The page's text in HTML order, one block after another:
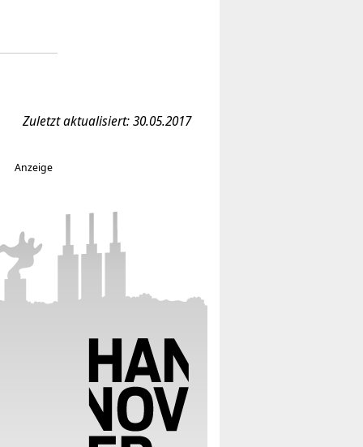
Zuletzt aktualisiert: 30.05.2017
Anzeige